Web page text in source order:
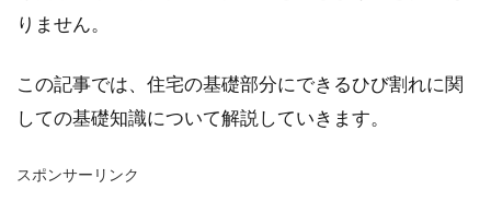
りません。
この記事では、住宅の基礎部分にできるひび割れに関
しての基礎知識について解説していきます。
スポンサーリンク